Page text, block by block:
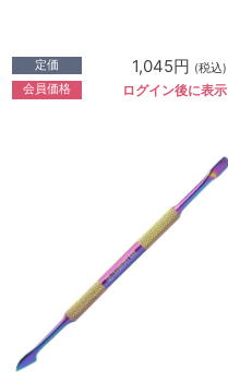
定価 1,045円 (税込)
会員価格 ログイン後に表示